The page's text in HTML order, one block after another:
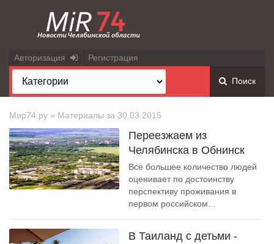
Авторизация Регистрация
Поиск
Мир74.ру » Материалы за 30.03.2015
Переезжаем из
Челябинска в Обнинск
Все большее количество людей
оценивает по достоинству
перспективу проживания в
первом российском...
В Таиланд с детьми -